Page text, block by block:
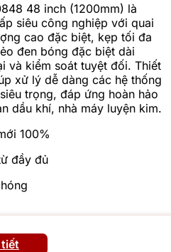
48 inch (1200mm) là
siêu công nghiệp với quai
cao đặc biệt, kẹp tối đa
đen bóng đặc biệt dài
và kiểm soát tuyệt đối. Thiết
xử lý dễ dàng các hệ thống
trọng, đáp ứng hoàn hảo
dầu khí, nhà máy luyện kim.
100%
đầy đủ